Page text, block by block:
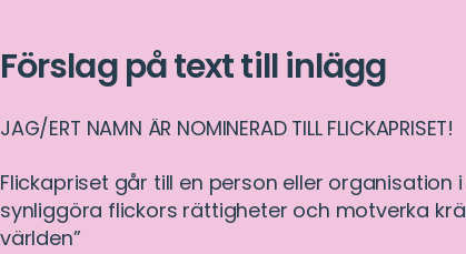
Förslag på text till inlägg
JAG/ERT NAMN ÄR NOMINERAD TILL FLICKAPRISET!
Flickapriset går till en person eller
synliggöra flickors rättigheter och motverka
världen”